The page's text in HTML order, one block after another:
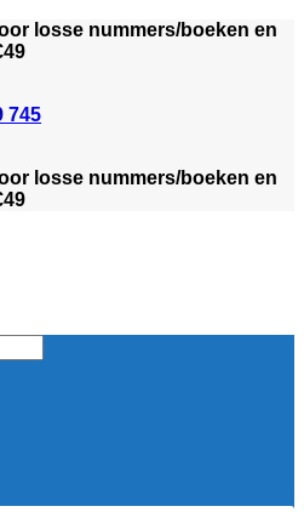
losse nummers/boeken en
745
losse nummers/boeken en